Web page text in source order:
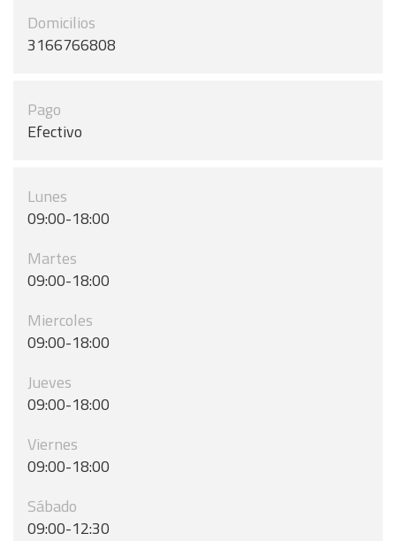
Domicilios
3166766808
Pago
Efectivo
Lunes
09:00-18:00
Martes
09:00-18:00
Miercoles
09:00-18:00
Jueves
09:00-18:00
Viernes
09:00-18:00
Sábado
09:00-12:30